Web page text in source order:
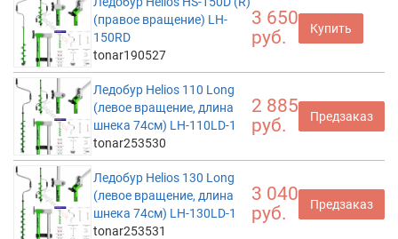
(правое вращение) LH-
150RD
tonar190527
3 650
руб.
Купить
Ледобур Helios 110 Long
(левое вращение, длина
шнека 74см) LH-110LD-1
tonar253530
2 885
руб.
Предзаказ
Ледобур Helios 130 Long
(левое вращение, длина
шнека 74см) LH-130LD-1
tonar253531
3 040
руб.
Предзаказ